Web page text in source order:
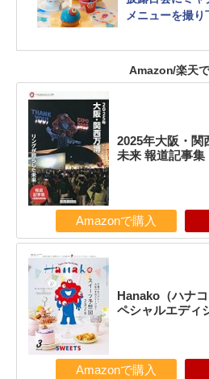
メニューを撮
Amazon/楽天
2025年大阪・関
未来 報道記事集
Amazonで購入
Hanako（ハナ
ペシャルエディ
Amazonで購入